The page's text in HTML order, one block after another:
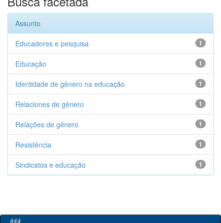
Assunto
1
Educadores e pesquisa
1
Educação
1
Identidade de gênero na educação
1
Relaciones de gênero
1
Relações de gênero
1
Resistência
1
Sindicatos e educação